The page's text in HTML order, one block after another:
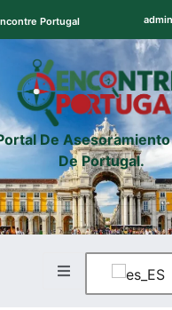
Portugal
De
De Portugal.